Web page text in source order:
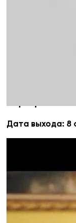
Дата выхода: 8